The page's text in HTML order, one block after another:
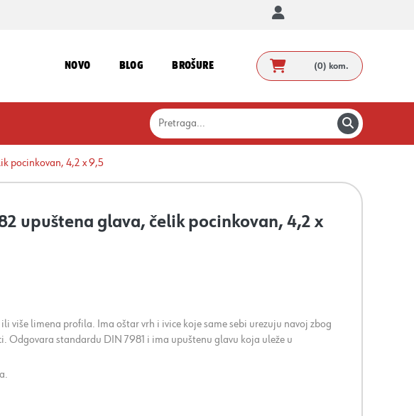
NOVO BLOG BROŠURE (0) kom.
pocinkovan, 4,2 x 9,5
upuštena glava, čelik pocinkovan, 4,2 x
više limena profila. Ima oštar vrh i ivice koje same sebi urezuju navoj zbog
Odgovara standardu DIN 7981 i ima upuštenu glavu koja uleže u